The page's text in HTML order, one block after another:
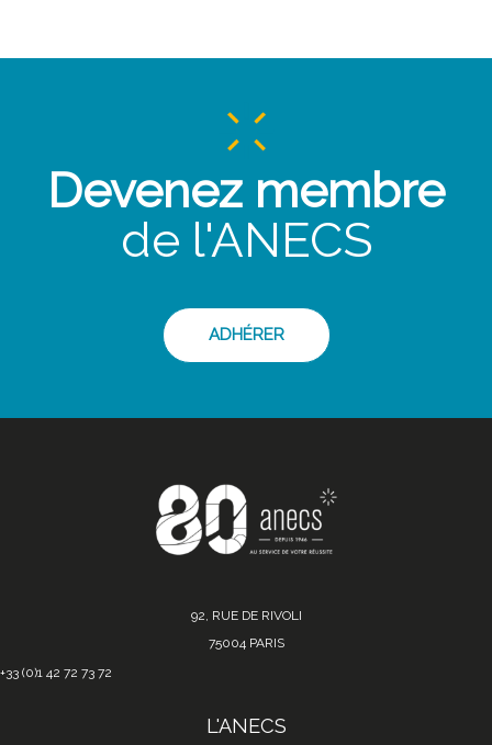
Devenez membre
de l'ANECS
ADHÉRER
92, RUE DE RIVOLI
75004 PARIS
+33 (0)1 42 72 73 72
L'ANECS